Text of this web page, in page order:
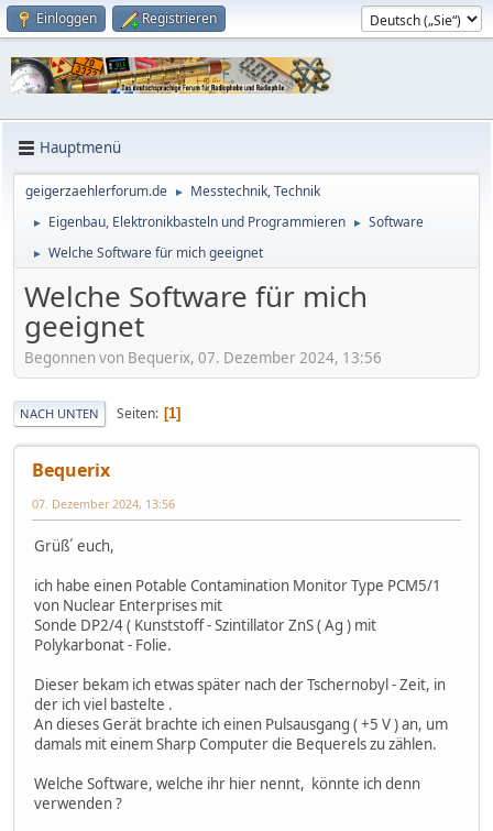
Einloggen Registrieren
Hauptmenü
geigerzaehlerforum.de ► Messtechnik, Technik
► Eigenbau, Elektronikbasteln und Programmieren ► Software
► Welche Software für mich geeignet
Welche Software für mich
geeignet
Begonnen von Bequerix, 07. Dezember 2024, 13:56
NACH UNTEN Seiten 1
Bequerix
07. Dezember 2024, 13:56
Grüß´ euch,
ich habe einen Potable Contamination Monitor Type PCM5/1
von Nuclear Enterprises mit
Sonde DP2/4 ( Kunststoff - Szintillator ZnS ( Ag ) mit
Polykarbonat - Folie.
Dieser bekam ich etwas später nach der Tschernobyl - Zeit, in
der ich viel bastelte .
An dieses Gerät brachte ich einen Pulsausgang ( +5 V ) an, um
damals mit einem Sharp Computer die Bequerels zu zählen.
Welche Software, welche ihr hier nennt, könnte ich denn
verwenden ?